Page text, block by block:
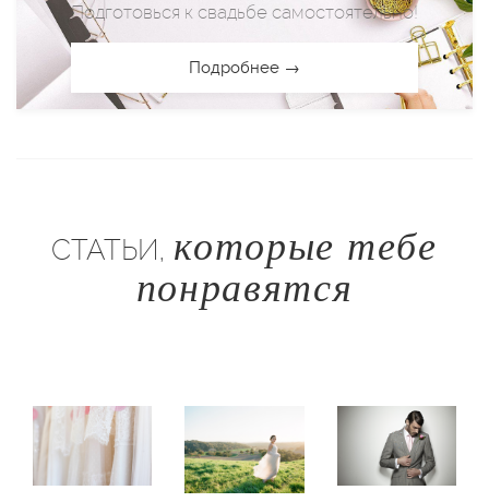
Подготовься к свадьбе самостоятельно!
Подробнее →
СТАТЬИ, которые тебе
понравятся